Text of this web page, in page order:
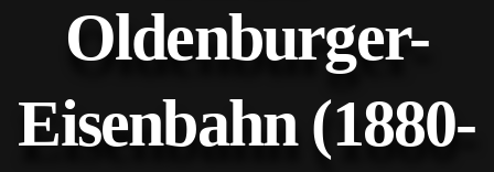
Oldenburger-
Eisenbahn (1880-